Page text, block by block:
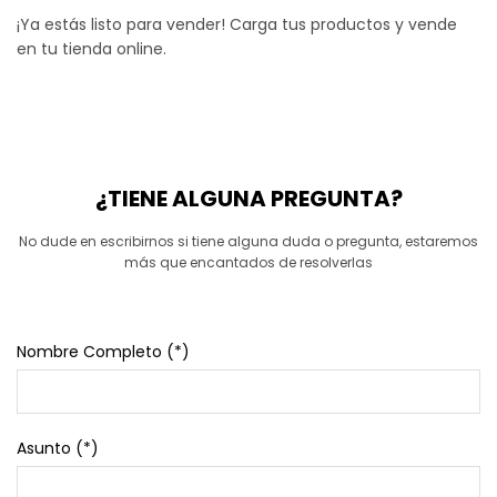
¡Ya estás listo para vender! Carga tus productos y vende
en tu tienda online.
¿TIENE ALGUNA PREGUNTA?
No dude en escribirnos si tiene alguna duda o pregunta, estaremos
más que encantados de resolverlas
Nombre Completo (*)
Asunto (*)